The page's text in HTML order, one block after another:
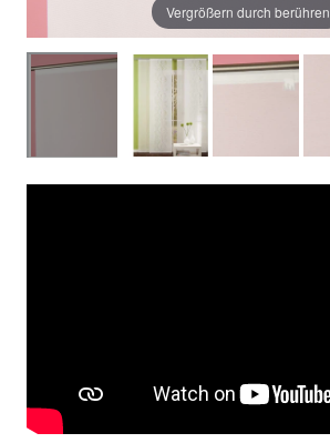
Vergrößern durch berühren